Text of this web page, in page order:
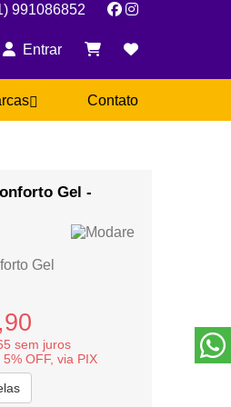
991086852
Entrar
Contato
Gel -
Gel
sem juros
OFF, via PIX